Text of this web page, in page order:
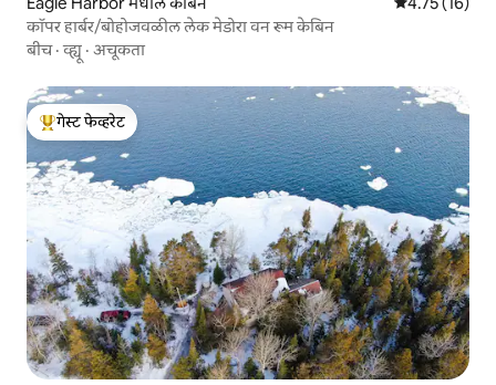
कॉपर हार्बर/बोहोजवळील लेक मेडोरा वन रूम केबिन
बीच·व्ह्यू · अचूकता
टॉप गेस्ट फेव्हरेट
गेस्ट फेव्हरेट